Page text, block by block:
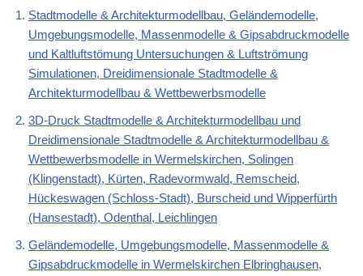
Stadtmodelle & Architekturmodellbau, Geländemodelle,
Umgebungsmodelle, Massenmodelle & Gipsabdruckmodelle
und Kaltluftstömung Untersuchungen & Luftströmung
Simulationen, Dreidimensionale Stadtmodelle &
Architekturmodellbau & Wettbewerbsmodelle
3D-Druck Stadtmodelle & Architekturmodellbau und
Dreidimensionale Stadtmodelle & Architekturmodellbau &
Wettbewerbsmodelle in Wermelskirchen, Solingen
(Klingenstadt), Kürten, Radevormwald, Remscheid,
Hückeswagen (Schloss-Stadt), Burscheid und Wipperfürth
(Hansestadt), Odenthal, Leichlingen
Geländemodelle, Umgebungsmodelle, Massenmodelle &
Gipsabdruckmodelle in Wermelskirchen Elbringhausen,